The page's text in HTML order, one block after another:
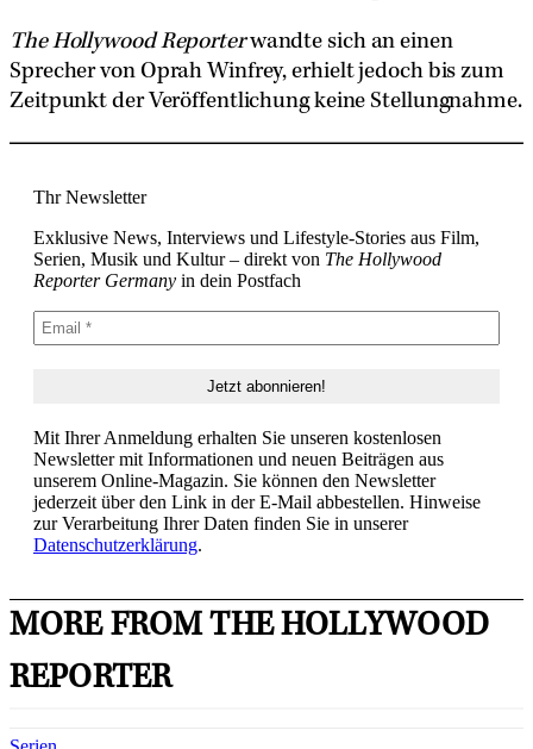
The Hollywood Reporterwandte sich an einen
Sprecher von Oprah Winfrey, erhielt jedoch bis zum
Zeitpunkt der Veröffentlichung keine Stellungnahme.
Thr Newsletter
Exklusive News, Interviews und Lifestyle-Stories aus Film,
Serien, Musik und Kultur – direkt von The Hollywood
Reporter Germany in dein Postfach
Mit Ihrer Anmeldung erhalten Sie unseren kostenlosen
Newsletter mit Informationen und neuen Beiträgen aus
unserem Online-Magazin. Sie können den Newsletter
jederzeit über den Link in der E-Mail abbestellen. Hinweise
zur Verarbeitung Ihrer Daten finden Sie in unserer
Datenschutzerklärung.
MORE FROM THE HOLLYWOOD
REPORTER